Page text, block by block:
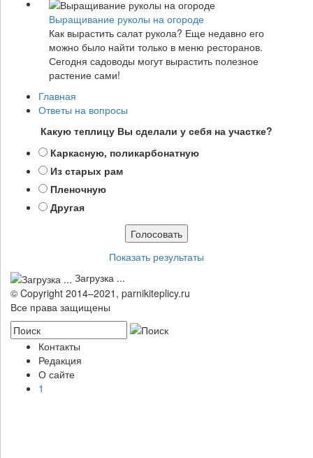
Выращивание руколы на огороде
Как вырастить салат рукола? Еще недавно его
можно было найти только в меню ресторанов.
Сегодня садоводы могут вырастить полезное
растение сами!
Главная
Ответы на вопросы
Какую теплицу Вы сделали у себя на участке?
Каркасную, поликарбонатную
Из старых рам
Пленочную
Другая
Показать результаты
Загрузка ...
© Copyright 2014–2021, parnikiteplicy.ru
Все права защищены
Контакты
Редакция
О сайте
1